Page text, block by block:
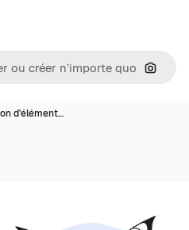
d'élément…